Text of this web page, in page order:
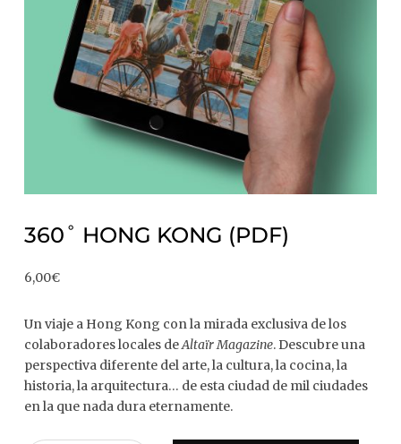
360˚ HONG KONG (PDF)
6,00€
Un viaje a Hong Kong con la mirada exclusiva de los
colaboradores locales deAltaïr Magazine. Descubre una
perspectiva diferente del arte, la cultura, la cocina, la
historia, la arquitectura… de esta ciudad de mil ciudades
en la que nada dura eternamente.